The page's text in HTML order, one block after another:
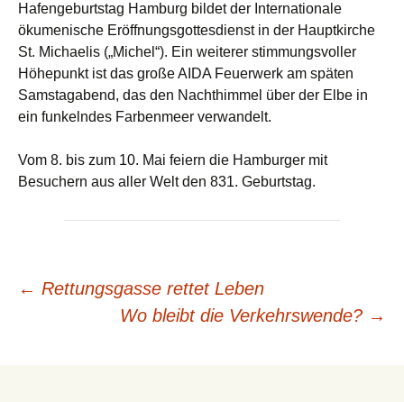
Hafengeburtstag Hamburg bildet der Internationale
ökumenische Eröffnungsgottesdienst in der Hauptkirche
St. Michaelis („Michel“). Ein weiterer stimmungsvoller
Höhepunkt ist das große AIDA Feuerwerk am späten
Samstagabend, das den Nachthimmel über der Elbe in
ein funkelndes Farbenmeer verwandelt.
Vom 8. bis zum 10. Mai feiern die Hamburger mit
Besuchern aus aller Welt den 831. Geburtstag.
Beitrags-
← Rettungsgasse rettet Leben
Wo bleibt die Verkehrswende? →